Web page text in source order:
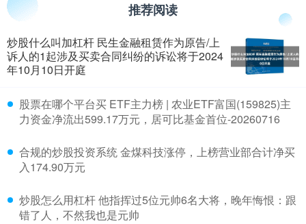
推荐阅读
炒股什么叫加杠杆 民生金融租赁作为原告/上
诉人的1起涉及买卖合同纠纷的诉讼将于2024
年10月10日开庭
​股票在哪个平台买 ETF主力榜 | 农业ETF富国(159825)主
力资金净流出599.17万元，居可比基金首位-20260716
​合规的炒股投资系统 金煤科技涨停，上榜营业部合计净买
入174.90万元
​炒股怎么用杠杆 他指挥过5位元帅6名大将，晚年悔恨：跟
错了人，不然我也是元帅